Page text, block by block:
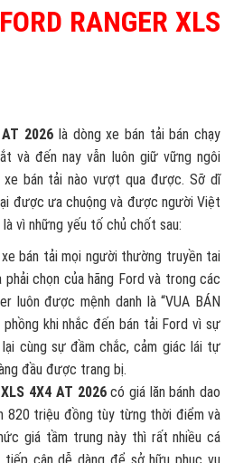
RANGER XLS
2026 là dòng xe bán tải bán chạy
và đến nay vẫn luôn giữ vững ngôi
bán tải nào vượt qua được. Sỡ dĩ
được ưa chuộng và được người Việt
vì những yếu tố chủ chốt sau:
bán tải mọi người thường truyền tai
phải chọn của hãng Ford và trong các
luôn được mệnh danh là “VUA BÁN
khi nhắc đến bán tải Ford vì sự
cùng sự đầm chắc, cảm giác lái tự
đầu được trang bị.
4X4 AT 2026có giá lăn bánh dao
820 triệu đồng tùy từng thời điểm và
giá tầm trung này thì rất nhiều cá